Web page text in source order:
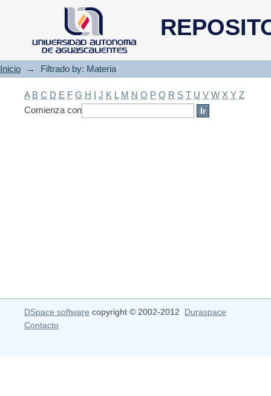
Filtrado by: Materia
Inicio → Filtrado by: Materia
A B C D E F G H I J K L M N O P Q R S T U V W X Y Z
Comienza con
DSpace software copyright © 2002-2012 Duraspace
Contacto